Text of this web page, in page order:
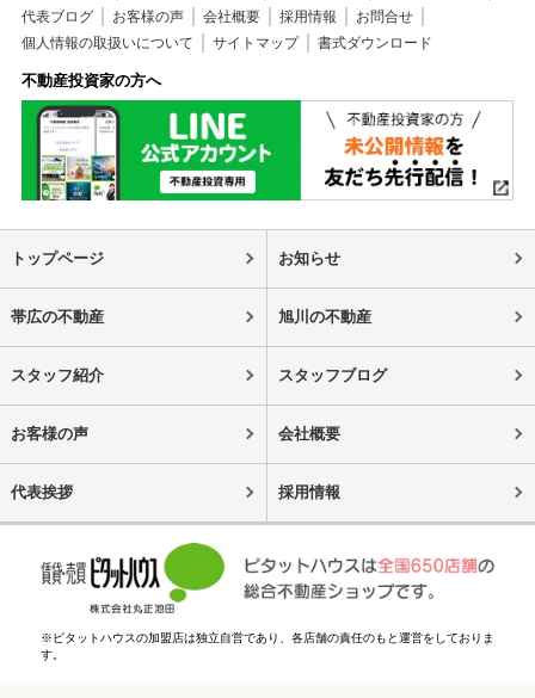
代表ブログ
お客様の声 会社概要 採用情報
お問合せ
個人情報の取扱いについて
サイトマップ 書式ダウンロード
不動産投資家の方へ
トップページ お知らせ
帯広の不動産 旭川の不動産
スタッフ紹介 スタッフブログ
お客様の声 会社概要
代表挨拶 採用情報
※ピタットハウスの加盟店は独立自営であり、各店舗の責任のもと運営をしておりま
す。